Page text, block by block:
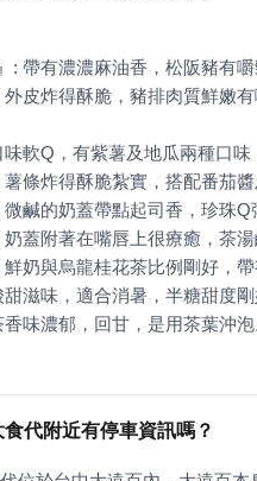
』
外皮炸得酥脆，豬排肉質鮮嫩
香味濃郁，回甘，是用茶葉沖泡
代附近有停車資訊嗎？